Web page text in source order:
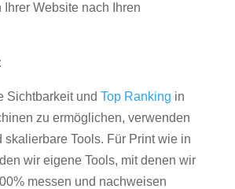
Ihrer Website nach Ihren
Sichtbarkeit und Top Ranking in
zu ermöglichen, verwenden
skalierbare Tools. Für Print wie in
wir eigene Tools, mit denen wir
messen und nachweisen